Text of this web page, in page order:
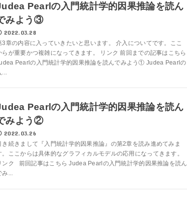
Pearlの入門統計学的因果推論を読ん
みよう③
2022.03.28
3章の内容に入っていきたいと思います。 介入についてです。ここ
らが重要かつ複雑になってきます。 リンク 前回までの記事はこちら
Pearlの入門統計学的因果推論を読んでみよう① Judea Pearlの
Pearlの入門統計学的因果推論を読ん
みよう②
2022.03.26
き続きまして『入門統計学的因果推論』の第2章を読み進めてみま
。ここからは具体的なグラフィカルモデルの応用になってきます。
ンク 前回記事はこちら Judea Pearlの入門統計学的因果推論を読ん
み...